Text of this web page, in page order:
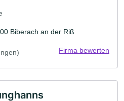
Biberach an der Riß
Firma bewerten